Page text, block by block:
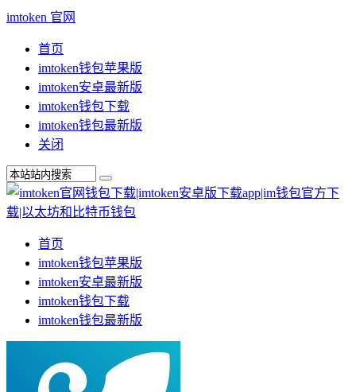
imtoken 官网
首页
imtoken钱包苹果版
imtoken安卓最新版
imtoken钱包下载
imtoken钱包最新版
关闭
首页
imtoken钱包苹果版
imtoken安卓最新版
imtoken钱包下载
imtoken钱包最新版